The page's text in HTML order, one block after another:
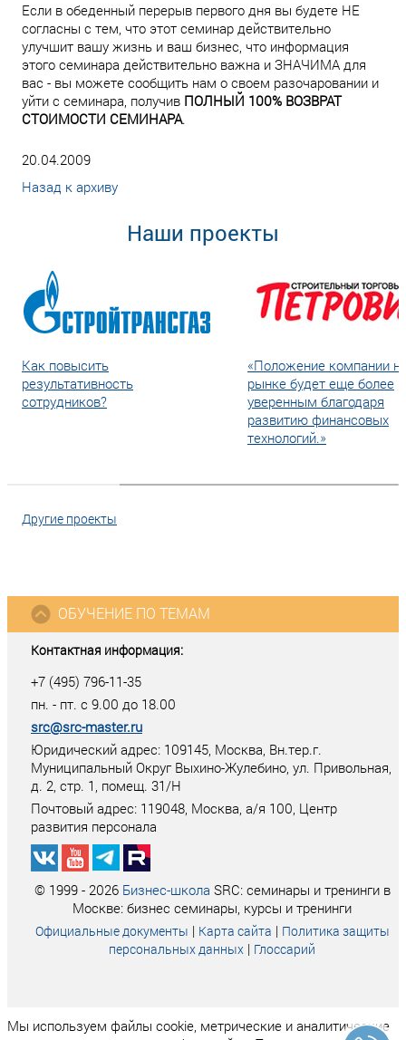
Если в обеденный перерыв первого дня вы будете НЕ
согласны с тем, что этот семинар действительно
улучшит вашу жизнь и ваш бизнес, что информация
этого семинара действительно важна и ЗНАЧИМА для
вас - вы можете сообщить нам о своем разочаровании и
уйти с семинара, получив ПОЛНЫЙ 100% ВОЗВРАТ
СТОИМОСТИ СЕМИНАРА.
20.04.2009
Назад к архиву
Наши проекты
Как повысить
результативность
сотрудников?
«Положение компании
рынке будет еще более
уверенным благодаря
развитию финансовых
технологий.»
Другие проекты
Контактная информация:
+7 (495) 796-11-35
пн. - пт. с 9.00 до 18.00
src@src-master.ru
Юридический адрес: 109145, Москва, Вн.тер.г.
Муниципальный Округ Выхино-Жулебино, ул. Привольная,
д. 2, стр. 1, помещ. 31/Н
Почтовый адрес: 119048, Москва, а/я 100, Центр
развития персонала
ОБУЧЕНИЕ ПО ТЕМАМ
© 1999 - 2026 Бизнес-школа SRC: семинары и тренинги в
Москве: бизнес семинары, курсы и тренинги
Официальные документы | Карта сайта | Политика защиты
персональных данных | Глоссарий
Мы используем файлы cookie, метрические и аналитические